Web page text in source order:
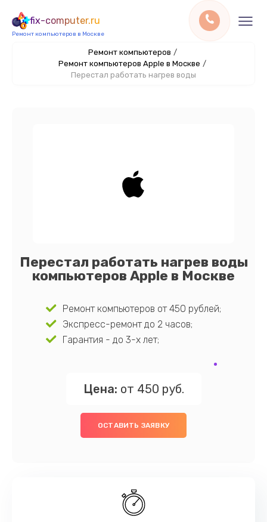
fix-computer.ru
Ремонт компьютеров в Москве
Ремонт компьютеров /
Ремонт компьютеров Apple в Москве /
Перестал работать нагрев воды
Перестал работать нагрев воды
компьютеров Apple в Москве
Ремонт компьютеров от 450 рублей;
Экспресс-ремонт до 2 часов;
Гарантия - до 3-х лет;
Цена: от 450 руб.
ОСТАВИТЬ ЗАЯВКУ